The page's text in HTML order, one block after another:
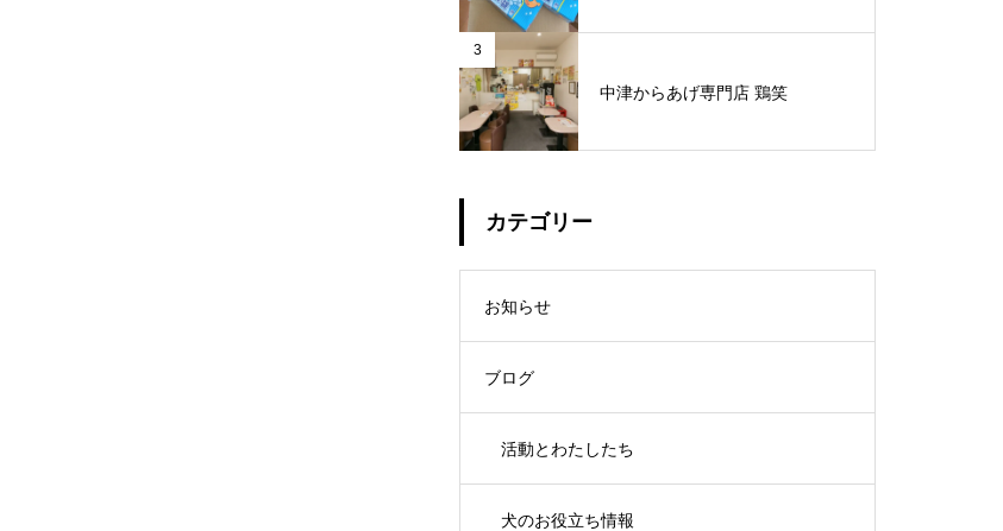
3
中津からあげ専門店 鶏笑
カテゴリー
お知らせ
ブログ
活動とわたしたち
犬のお役立ち情報